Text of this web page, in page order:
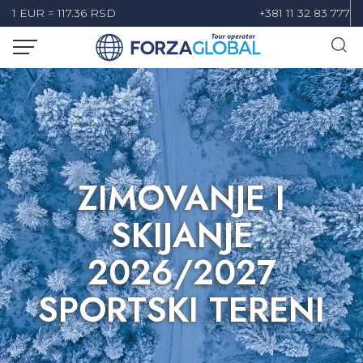
+381 11 32 83 777
1 EUR = 117.36 RSD
ZIMOVANJE I
SKIJANJE
2026/2027
SPORTSKI TERENI